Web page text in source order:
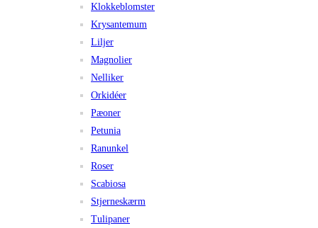
Klokkeblomster
Krysantemum
Liljer
Magnolier
Nelliker
Orkidéer
Pæoner
Petunia
Ranunkel
Roser
Scabiosa
Stjerneskærm
Tulipaner